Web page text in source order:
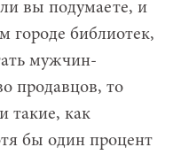
вы подумаете, и
городе библиотек,
мужчин-
продавцов, то
такие, как
бы один процент